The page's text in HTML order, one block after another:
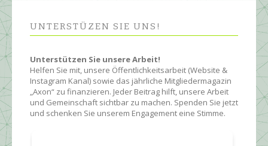
UNTERSTÜZEN SIE UNS!
Unterstützen Sie unsere Arbeit!
Helfen Sie mit, unsere Öffentlichkeitsarbeit (Website &
Instagram Kanal) sowie das jährliche Mitgliedermagazin
„Axon“ zu finanzieren. Jeder Beitrag hilft, unsere Arbeit
und Gemeinschaft sichtbar zu machen. Spenden Sie jetzt
und schenken Sie unserem Engagement eine Stimme.